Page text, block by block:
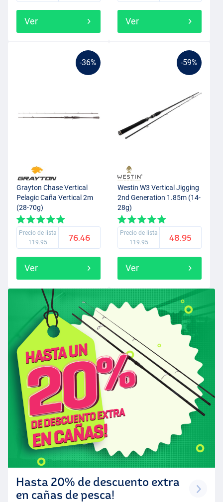
Ver Ver
-36%
Grayton Chase Vertical
Pelagic Caña Vertical 2m
(28-70g)
Precio de lista
119.95
76.46
Ver
-59%
Westin W3 Vertical Jigging
2nd Generation 1.85m (14-
28g)
Precio de lista
119.95
48.95
Ver
Hasta 20% de descuento extra
en cañas de pesca!